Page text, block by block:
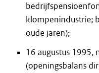
klompenindustrie;
oude jaren);
16 augustus 1995,
(openingsbalans